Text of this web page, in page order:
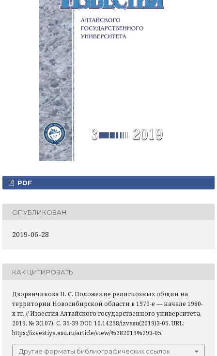
PDF
ОПУБЛИКОВАН
2019-06-28
КАК ЦИТИРОВАТЬ
Дворянчикова Н. С. Положение религиозных общин на
территории Новосибирской области в 1970-е — начале 1980-
х гг. // Известия Алтайского государственного университета,
2019, № 3(107). С. 35-39 DOI: 10.14258/izvasu(2019)3-05. URL:
https://izvestiya.asu.ru/article/view/%282019%293-05.
Другие форматы библиографических ссылок